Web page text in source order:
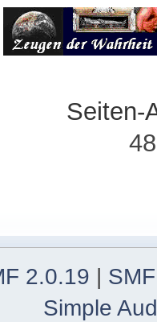
Seiten-
2.0.19
Simple